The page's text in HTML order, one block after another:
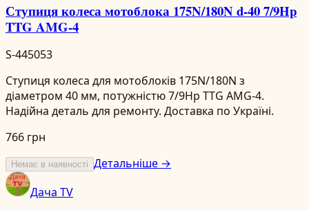
Ступиця колеса мотоблока 175N/180N d-40 7/9Hp
TTG AMG-4
S-445053
Ступиця колеса для мотоблоків 175N/180N з
діаметром 40 мм, потужністю 7/9Hp TTG AMG-4.
Надійна деталь для ремонту. Доставка по Україні.
766 грн
Немає в наявності Детальніше →
Дача TV